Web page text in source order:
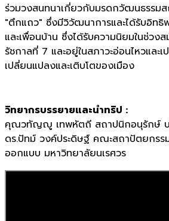
ร่วมวงสนทนาเกี่ยวกับมรดกวัฒนธรรม
"ตึกแถว" ซึ่งมีวิวัฒนาการและได้รับอิท
และเพื่อนบ้าน ซึ่งได้รับความนิยมในช่ว
รัชกาลที่ 7 และอยู่ในสภาวะอ่อนไหวและเ
เปลี่ยนแปลงและเติบโตของเมือง
วิทยากรบรรยายและนำทริป :
คุณวทัญญู เทพหัตถี สถาปนิกอนุรักษ์ บ
ดร.ปัทม์ วงค์ประดิษฐ์ คณะสถาปัตยกรร
ออกแบบ มหาวิทยาลัยนเรศวร